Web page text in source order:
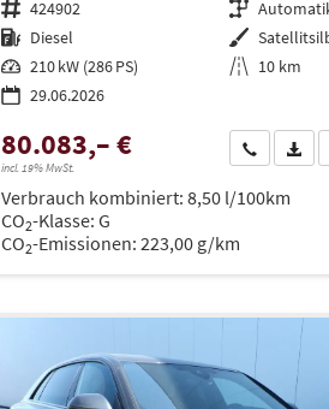
Fahrzeugnr. 424902 Getriebe
Kraftstoff Diesel Außenfarbe
Leistung 210 kW (286 PS) Kilometerstand 10 km
29.06.2026
80.083,– €
incl. 19% MwSt.
Wir rufen
Verbrauch kombiniert: 8,50 l/100km
CO2-Klasse: G
CO2-Emissionen: 223,00 g/km